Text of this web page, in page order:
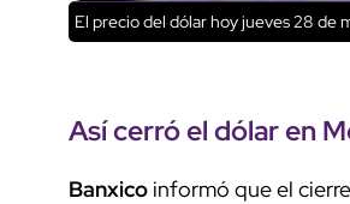
El precio del dólar hoy jueves 28 de
Así cerró el dólar en
Banxico informó que el